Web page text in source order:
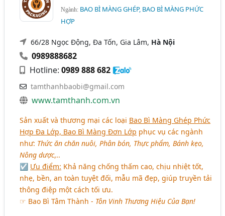
Ngành: BAO BÌ MÀNG GHÉP, BAO BÌ MÀNG PHỨC
HỢP
66/28 Ngọc Động, Đa Tốn, Gia Lâm, Hà Nội
0989888682
Hotline:0989 888 682
tamthanhbaobi@gmail.com
www.tamthanh.com.vn
Sản xuất và thương mại các loại Bao Bì Màng Ghép Phức
Hợp Đa Lớp, Bao Bì Màng Đơn Lớp phục vụ các ngành
như: Thức ăn chăn nuôi, Phân bón, Thực phẩm, Bánh kẹo,
Nông dược,..
☑ Ưu điểm: Khả năng chống thấm cao, chịu nhiệt tốt,
nhẹ, bền, an toàn tuyệt đối, mẫu mã đẹp, giúp truyền tải
thông điệp một cách tối ưu.
☞ Bao Bì Tâm Thành - Tôn Vinh Thương Hiệu Của Bạn!